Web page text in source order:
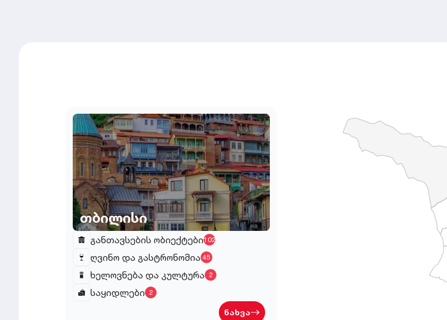
თბილისი
განთავსების ობიექტები102
ღვინო და გასტრონომია 45
ხელოვნება და კულტურა 2
საყიდლები 2
ნახვა